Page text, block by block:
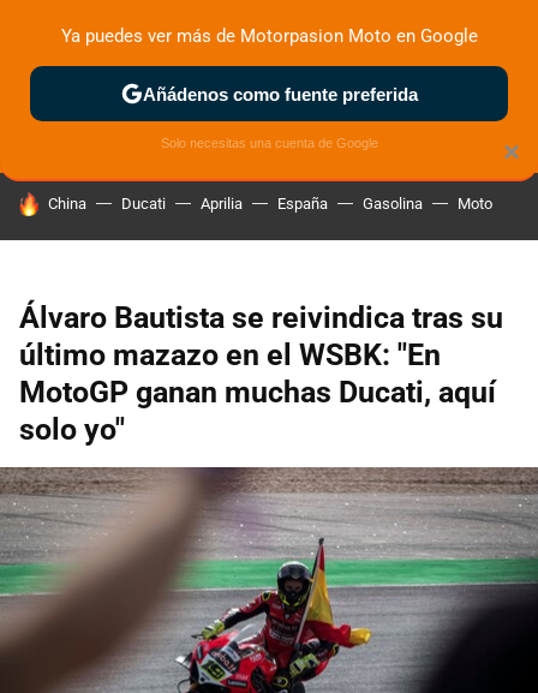
ZONA DE PRUEBAS DEPORTIVAS MOTOS ELÉCTRICAS
HOY SE HABLA DE
China Ducati Aprilia España Gasolina Moto
Álvaro Bautista se reivindica tras su
último mazazo en el WSBK: "En
MotoGP ganan muchas Ducati, aquí
solo yo"
×
Ya puedes ver más de Motorpasion Moto en Google
Añádenos como fuente preferida
Solo necesitas una cuenta de Google